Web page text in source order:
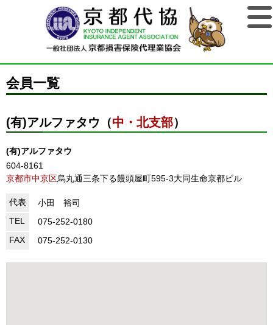
会員一覧
(有)アルファタウ（中・北支部）
(有)アルファタウ
604-8161
京都市中京区烏丸通三条下る饅頭屋町595-3大同生命京都ビル
代表
小田 裕司
TEL
075-252-0180
FAX
075-252-0130